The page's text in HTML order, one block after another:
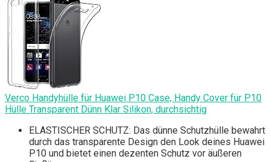
Verco Handyhülle für Huawei P10 Case, Handy Cover für P10
Hülle Transparent Dünn Klar Silikon, durchsichtig
ELASTISCHER SCHUTZ: Das dünne Schutzhülle bewahrt
durch das transparente Design den Look deines Huawei
P10 und bietet einen dezenten Schutz vor äußeren